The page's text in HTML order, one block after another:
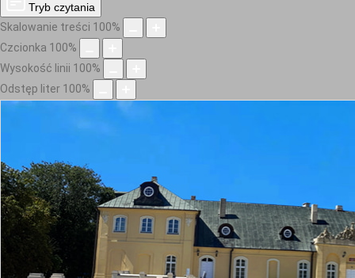
Tryb czytania
Skalowanie treści 100%
Czcionka 100%
Wysokość linii 100%
Odstęp liter 100%